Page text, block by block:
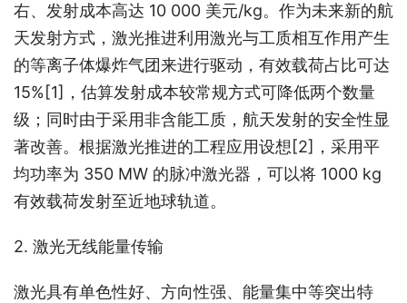
右、发射成本高达 10 000 美元/kg。作为未来新的航
天发射方式，激光推进利用激光与工质相互作用产生
的等离子体爆炸气团来进行驱动，有效载荷占比可达
15% [1] ，估算发射成本较常规方式可降低两个数量
级；同时由于采用非含能工质，航天发射的安全性显
著改善。根据激光推进的工程应用设想[2] ，采用平
均功率为 350 MW 的脉冲激光器，可以将 1000 kg
有效载荷发射至近地球轨道。
2. 激光无线能量传输
激光具有单色性好、方向性强、能量集中等突出特